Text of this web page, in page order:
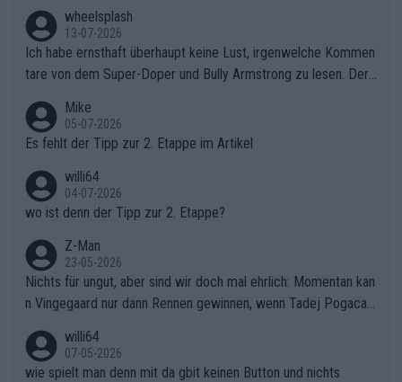
s Berges kontinuierlich auszubauen.Die Quittung im FinaleReus
sers Einbruch: Erst als Reusser komplett einbrach, übernahm V
ollering die Initiative.Zu spätes Erwachen: Zu diesem Zeitpunkt
war das Loch zu Niewiadoma bereits zu groß, um es im Allein
en.Teurer Sekundenpoker: Die Quittung sind nun 15 Sekunden
Rückstand im Gesamtklassement – ein Polster, das Niewiado
gibt. Diese Etappe wird sicher als der psychologische Wendep
unkt dieser Tour in die Geschichte eingehen. Wenn man bei so
einem harten Aufstieg einmal den Moment verpasst und der K
onkurrentin die "zweite Luft" schenkt, ist der Schaden am Ber
g kaum noch zu reparieren.Vor uns liegt nun das große Finale R
ichtung Nizza. Niewiadoma hat psychologisch Oberwasser, ab
er SD Worx und Vollering müssen jetzt All-In gehen. (gregman
n)
wheelsplash
13-07-2026
Ich habe ernsthaft überhaupt keine Lust, irgenwelche Kommen
tare von dem Super-Doper und Bully Armstrong zu lesen. Der
r die gehört nicht in dieses Medium!
Mike
05-07-2026
Es fehlt der Tipp zur 2. Etappe im Artikel
willi64
04-07-2026
wo ist denn der Tipp zur 2. Etappe?
Z-Man
23-05-2026
Nichts für ungut, aber sind wir doch mal ehrlich: Momentan kan
n Vingegaard nur dann Rennen gewinnen, wenn Tadej Pogacar
willi64
07-05-2026
wie spielt man denn mit da gbit keinen Button und nichts